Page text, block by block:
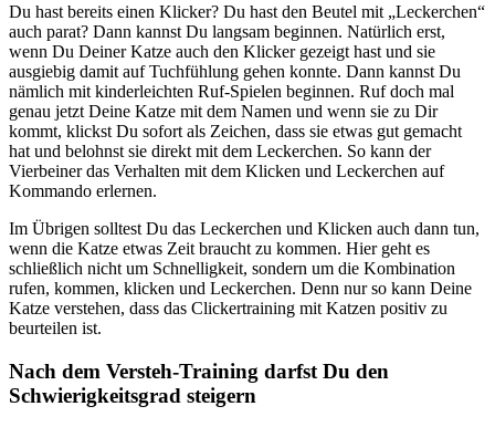
Du hast bereits einen Klicker? Du hast den Beutel mit „Leckerchen“
auch parat? Dann kannst Du langsam beginnen. Natürlich erst,
wenn Du Deiner Katze auch den Klicker gezeigt hast und sie
ausgiebig damit auf Tuchfühlung gehen konnte. Dann kannst Du
nämlich mit kinderleichten Ruf-Spielen beginnen. Ruf doch mal
genau jetzt Deine Katze mit dem Namen und wenn sie zu Dir
kommt, klickst Du sofort als Zeichen, dass sie etwas gut gemacht
hat und belohnst sie direkt mit dem Leckerchen. So kann der
Vierbeiner das Verhalten mit dem Klicken und Leckerchen auf
Kommando erlernen.
Im Übrigen solltest Du das Leckerchen und Klicken auch dann tun,
wenn die Katze etwas Zeit braucht zu kommen. Hier geht es
schließlich nicht um Schnelligkeit, sondern um die Kombination
rufen, kommen, klicken und Leckerchen. Denn nur so kann Deine
Katze verstehen, dass das Clickertraining mit Katzen positiv zu
beurteilen ist.
Nach dem Versteh-Training darfst Du den
Schwierigkeitsgrad steigern